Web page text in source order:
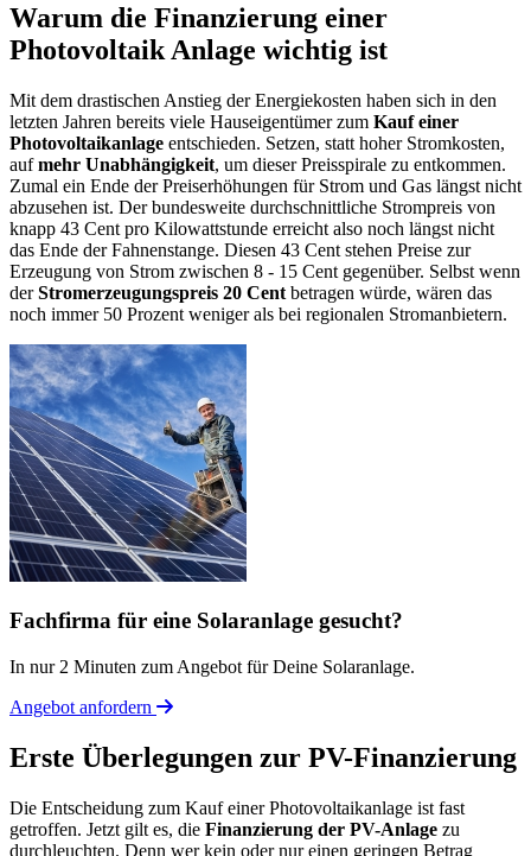
Warum die Finanzierung einer
Photovoltaik Anlage wichtig ist
Mit dem drastischen Anstieg der Energiekosten haben sich in den
letzten Jahren bereits viele Hauseigentümer zum Kauf einer
Photovoltaikanlage entschieden. Setzen, statt hoher Stromkosten,
aufmehr Unabhängigkeit, um dieser Preisspirale zu entkommen.
Zumal ein Ende der Preiserhöhungen für Strom und Gas längst nicht
abzusehen ist. Der bundesweite durchschnittliche Strompreis von
knapp 43 Cent pro Kilowattstunde erreicht also noch längst nicht
das Ende der Fahnenstange. Diesen 43 Cent stehen Preise zur
Erzeugung von Strom zwischen 8 - 15 Cent gegenüber. Selbst wenn
derStromerzeugungspreis 20 Cent betragen würde, wären das
noch immer 50 Prozent weniger als bei regionalen Stromanbietern.
Fachfirma für eine Solaranlage gesucht?
In nur 2 Minuten zum Angebot für Deine Solaranlage.
Angebot anfordern
Erste Überlegungen zur PV-Finanzierung
Die Entscheidung zum Kauf einer Photovoltaikanlage ist fast
getroffen. Jetzt gilt es, die Finanzierung der PV-Anlage zu
durchleuchten. Denn wer kein oder nur einen geringen Betrag